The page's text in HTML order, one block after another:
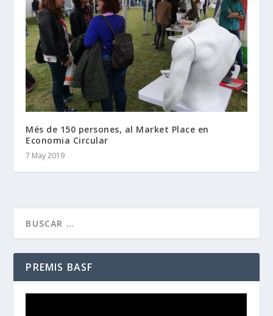
Més de 150 persones, al Market Place en
Economia Circular
7 May 2019
PREMIS BASF